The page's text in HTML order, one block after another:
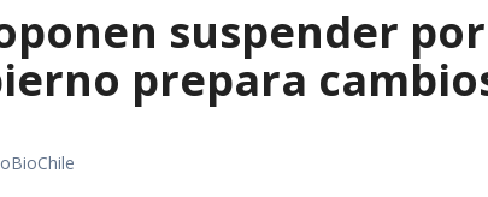
suspender
prepara